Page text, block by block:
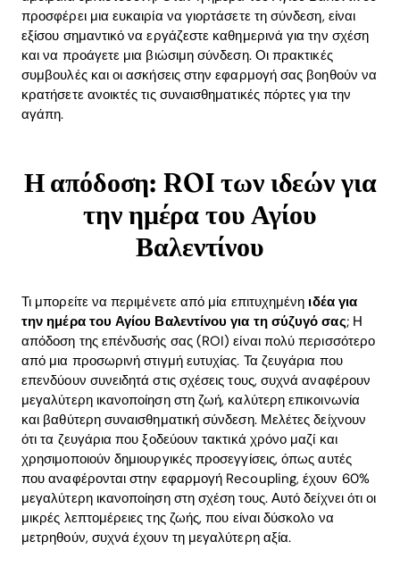
προσφέρει μια ευκαιρία να γιορτάσετε τη σύνδεση, είναι
εξίσου σημαντικό να εργάζεστε καθημερινά για την σχέση
και να προάγετε μια βιώσιμη σύνδεση. Οι πρακτικές
συμβουλές και οι ασκήσεις στην εφαρμογή σας βοηθούν να
κρατήσετε ανοικτές τις συναισθηματικές πόρτες για την
αγάπη.
Η απόδοση: ROI των ιδεών για
την ημέρα του Αγίου
Βαλεντίνου
Τι μπορείτε να περιμένετε από μία επιτυχημένη ιδέα για
την ημέρα του Αγίου Βαλεντίνου για τη σύζυγό σας; Η
απόδοση της επένδυσής σας (ROI) είναι πολύ περισσότερο
από μια προσωρινή στιγμή ευτυχίας. Τα ζευγάρια που
επενδύουν συνειδητά στις σχέσεις τους, συχνά αναφέρουν
μεγαλύτερη ικανοποίηση στη ζωή, καλύτερη επικοινωνία
και βαθύτερη συναισθηματική σύνδεση. Μελέτες δείχνουν
ότι τα ζευγάρια που ξοδεύουν τακτικά χρόνο μαζί και
χρησιμοποιούν δημιουργικές προσεγγίσεις, όπως αυτές
που αναφέρονται στην εφαρμογή Recoupling, έχουν 60%
μεγαλύτερη ικανοποίηση στη σχέση τους. Αυτό δείχνει ότι οι
μικρές λεπτομέρειες της ζωής, που είναι δύσκολο να
μετρηθούν, συχνά έχουν τη μεγαλύτερη αξία.